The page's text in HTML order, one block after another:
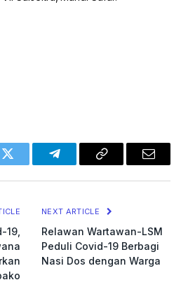
Twitter TelegramCopy
Email
19,
NEXT ARTICLE
Relawan Wartawan-LSM
Peduli Covid-19 Berbagi
Nasi Dos dengan Warga